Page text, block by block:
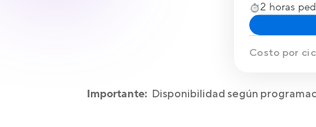
2 horas
Costo por
Importante: Disponibilidad según